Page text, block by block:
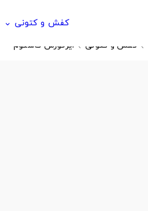
کفش و کتونی keyboard_arrow_down
کفش و کتونی ایرفورس کاستوم